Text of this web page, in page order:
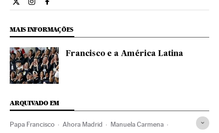
Internacional El País Brasil en Twitter
Internacional El País Brasil en Instagram
Internacional El País Brasil en Facebook
MAIS INFORMAÇÕES
Francisco e a América Latina
ARQUIVADO EM
Papa Francisco Ahora Madrid Manuela Carmena